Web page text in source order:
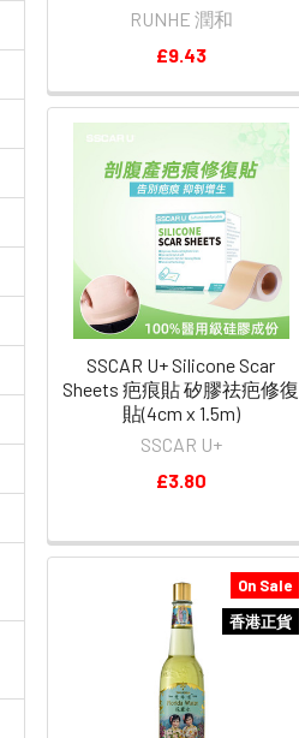
RUNHE 潤和
£9.43
SSCAR U+ Silicone Scar
Sheets 疤痕貼 矽膠祛疤修復
貼(4cm x 1.5m)
SSCAR U+
£3.80
On Sale
香港正貨